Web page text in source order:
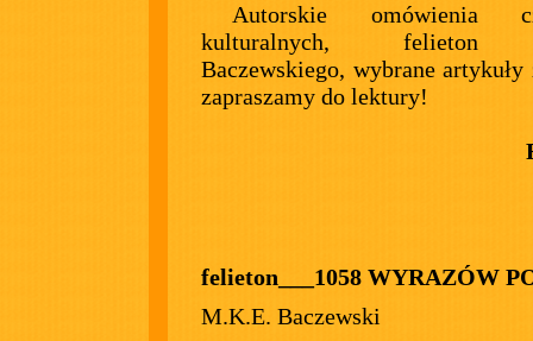
Autorskie omówienia
kulturalnych, felieton
Baczewskiego, wybrane
zapraszamy do lektury!
felieton___1058 WYRAZÓW
M.K.E. Baczewski